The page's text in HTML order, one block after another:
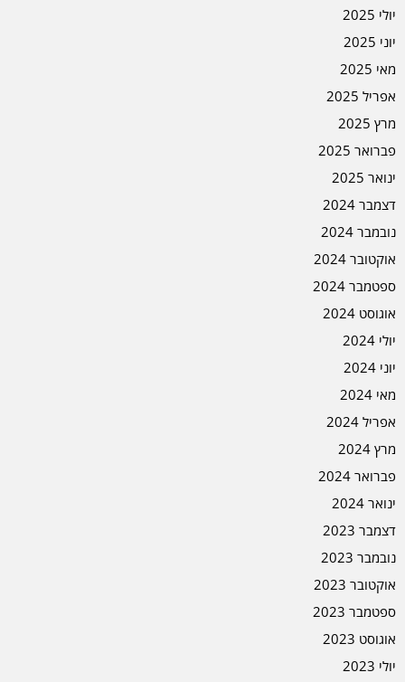
יולי 2025
יוני 2025
מאי 2025
אפריל 2025
מרץ 2025
פברואר 2025
ינואר 2025
דצמבר 2024
נובמבר 2024
אוקטובר 2024
ספטמבר 2024
אוגוסט 2024
יולי 2024
יוני 2024
מאי 2024
אפריל 2024
מרץ 2024
פברואר 2024
ינואר 2024
דצמבר 2023
נובמבר 2023
אוקטובר 2023
ספטמבר 2023
אוגוסט 2023
יולי 2023